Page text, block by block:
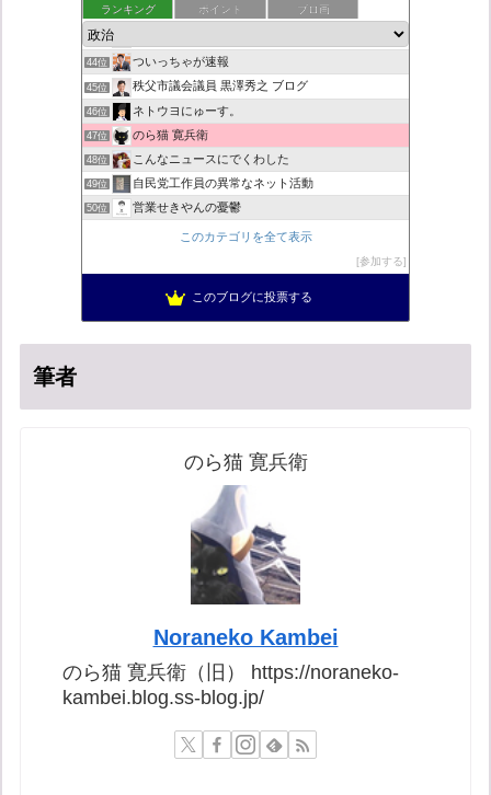
ランキング ポイント ブロ画
42位 九の魔方陣 〜 老子の道（万物の源）と徳
43位
44位 ついっちゃが速報
45位 秩父市議会議員 黒澤秀之 ブログ
46位 ネトウヨにゅーす。
47位 のら猫 寛兵衛
48位 こんなニュースにでくわした
49位 自民党工作員の異常なネット活動
50位 営業せきやんの憂鬱
働く人のためのケインズ革命
集団ストーカー問題を克服する
このカテゴリを全て表示
参加する
このブログに投票する
筆者
のら猫 寛兵衛
Noraneko Kambei
のら猫 寛兵衛（旧） https://noraneko-
kambei.blog.ss-blog.jp/